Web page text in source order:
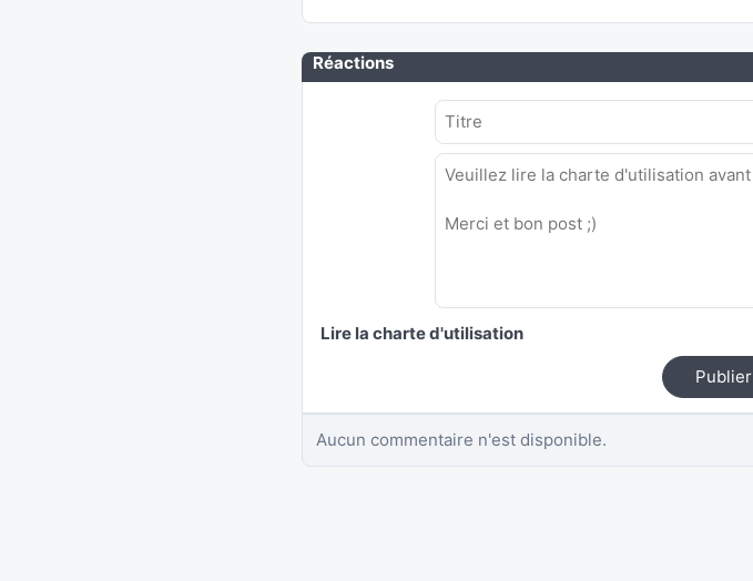
Réactions
Lire la charte d'utilisation
Publier
Aucun commentaire n'est disponible.